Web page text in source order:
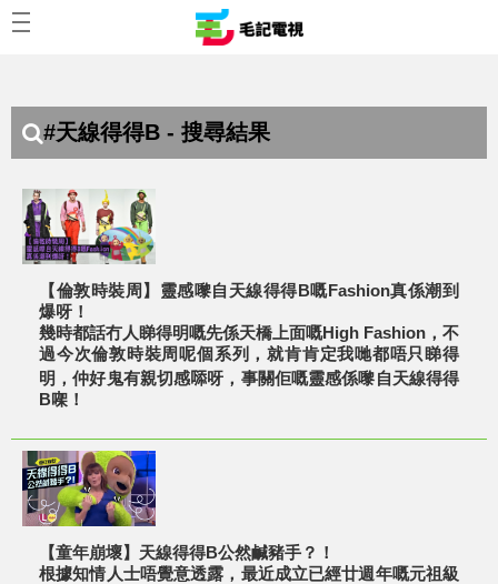
#天線得得B - 搜尋結果
【倫敦時裝周】靈感嚟自天線得得B嘅Fashion真係潮到
爆呀！
幾時都話冇人睇得明嘅先係天橋上面嘅High Fashion，不
過今次倫敦時裝周呢個系列，就肯肯定我哋都唔只睇得
明，仲好鬼有親切感𠻹呀，事關佢嘅靈感係嚟自天線得得
B㗎！
【童年崩壞】天線得得B公然鹹豬手？！
根據知情人士唔覺意透露，最近成立已經廿週年嘅元祖級